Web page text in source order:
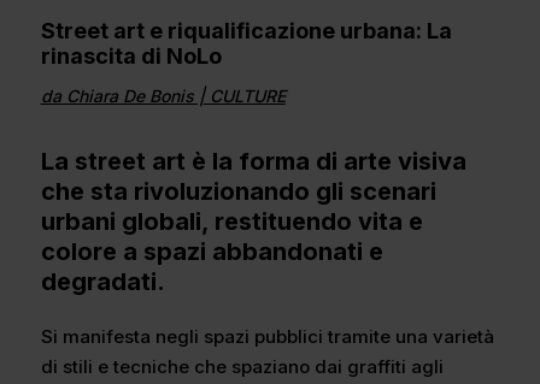
Street art e riqualificazione urbana: La
rinascita di NoLo
da Chiara De Bonis| CULTURE
La street art è la forma di arte visiva
che sta rivoluzionando gli scenari
urbani globali, restituendo vita e
colore a spazi abbandonati e
degradati.
Si manifesta negli spazi pubblici tramite una varietà
di stili e tecniche che spaziano dai graffiti agli